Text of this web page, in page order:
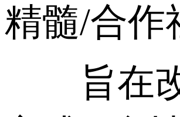
精髓/合作
旨在改